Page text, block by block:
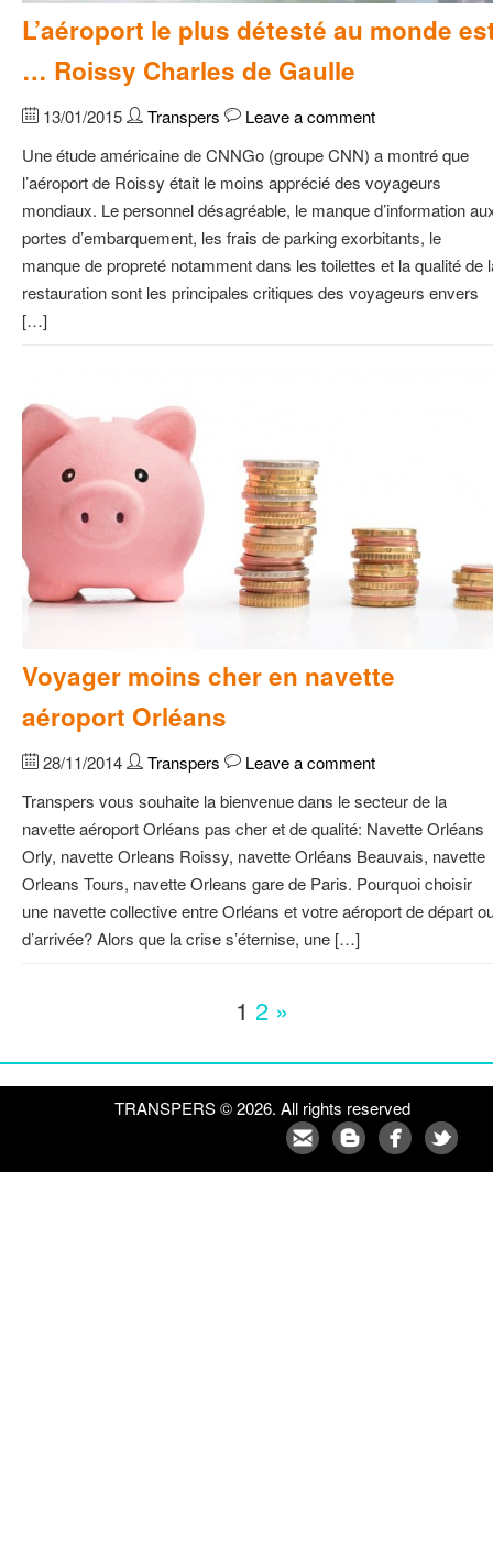
L’aéroport le plus détesté au monde
… Roissy Charles de Gaulle
13/01/2015 Transpers
Leave a comment
Une étude américaine de CNNGo (groupe CNN) a montré que
l’aéroport de Roissy était le moins apprécié des voyageurs
mondiaux. Le personnel désagréable, le manque d’information
portes d’embarquement, les frais de parking exorbitants, le
manque de propreté notamment dans les toilettes et la qualité de
restauration sont les principales critiques des voyageurs envers
[…]
Voyager moins cher en navette
aéroport Orléans
28/11/2014 Transpers
Leave a comment
Transpers vous souhaite la bienvenue dans le secteur de la
navette aéroport Orléans pas cher et de qualité: Navette Orléans
Orly, navette Orleans Roissy, navette Orléans Beauvais, navette
Orleans Tours, navette Orleans gare de Paris. Pourquoi choisir
une navette collective entre Orléans et votre aéroport de départ
d’arrivée? Alors que la crise s’éternise, une […]
1 2 »
TRANSPERS © 2026. All rights reserved